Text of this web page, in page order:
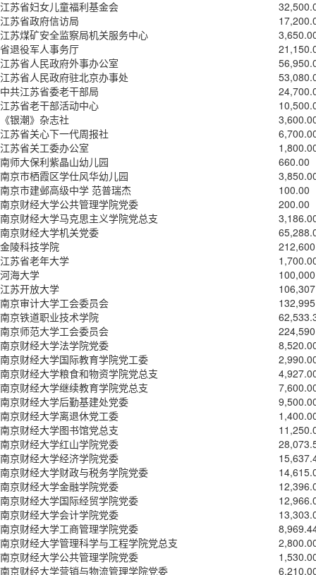
江苏省妇女儿童福利基金会
江苏省政府信访局
江苏煤矿安全监察局机关服务中心
省退役军人事务厅
江苏省人民政府外事办公室
江苏省人民政府驻北京办事处
中共江苏省委老干部局
江苏省老干部活动中心
《银潮》杂志社
江苏省关心下一代周报社
江苏省关工委办公室
南师大保利紫晶山幼儿园
660.00
南京市栖霞区学仕风华幼儿园
南京市建邺高级中学 范普瑞杰
100.00
南京财经大学公共管理学院党委
200.00
南京财经大学马克思主义学院党总支
南京财经大学机关党委
金陵科技学院
江苏省老年大学
河海大学
江苏开放大学
南京审计大学工会委员会
南京铁道职业技术学院
南京师范大学工会委员会
南京财经大学法学院党委
南京财经大学国际教育学院党工委
南京财经大学粮食和物资学院党总支
南京财经大学继续教育学院党总支
南京财经大学后勤基建处党委
南京财经大学离退休党工委
南京财经大学图书馆党总支
南京财经大学红山学院党委
南京财经大学经济学院党委
南京财经大学财政与税务学院党委
南京财经大学金融学院党委
南京财经大学国际经贸学院党委
南京财经大学会计学院党委
南京财经大学工商管理学院党委
南京财经大学管理科学与工程学院党总支
南京财经大学公共管理学院党委
南京财经大学营销与物流管理学院党委